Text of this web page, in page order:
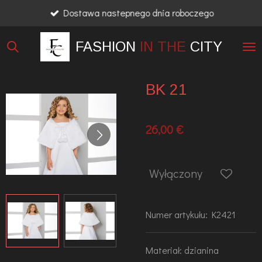
głównej
FASHION IN THE CITY
Dostawa nastepnego dnia roboczego
BK 21
26,00 €
Wyłączony
Numer artykułu: K2421
Materiał: dzianina